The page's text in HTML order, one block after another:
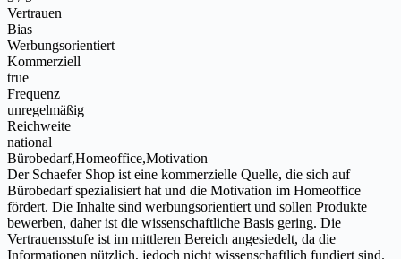
Vertrauen
Bias
Werbungsorientiert
Kommerziell
true
Frequenz
unregelmäßig
Reichweite
national
Bürobedarf,Homeoffice,Motivation
Der Schaefer Shop ist eine kommerzielle Quelle, die sich auf
Bürobedarf spezialisiert hat und die Motivation im Homeoffice
fördert. Die Inhalte sind werbungsorientiert und sollen Produkte
bewerben, daher ist die wissenschaftliche Basis gering. Die
Vertrauensstufe ist im mittleren Bereich angesiedelt, da die
Informationen nützlich, jedoch nicht wissenschaftlich fundiert sind.